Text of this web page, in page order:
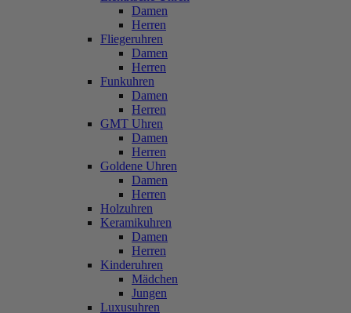
Damen
Herren
Fliegeruhren
Damen
Herren
Funkuhren
Damen
Herren
GMT Uhren
Damen
Herren
Goldene Uhren
Damen
Herren
Holzuhren
Keramikuhren
Damen
Herren
Kinderuhren
Mädchen
Jungen
Luxusuhren